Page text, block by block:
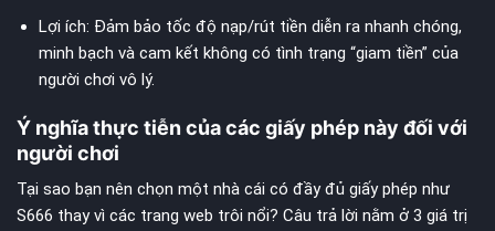
Lợi ích: Đảm bảo tốc độ nạp/rút tiền diễn ra nhanh chóng,
minh bạch và cam kết không có tình trạng “giam tiền” của
người chơi vô lý.
Ý nghĩa thực tiễn của các giấy phép này đối với
người chơi
Tại sao bạn nên chọn một nhà cái có đầy đủ giấy phép như
S666 thay vì các trang web trôi nổi? Câu trả lời nằm ở 3 giá trị